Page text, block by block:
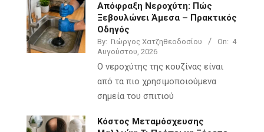
Απόφραξη Νεροχύτη: Πώς
Ξεβουλώνει Άμεσα – Πρακτικός
Οδηγός
By: Γιώργος Χατζηθεοδοσίου On: 4
Αυγούστου, 2026
Ο νεροχύτης της κουζίνας είναι
από τα πιο χρησιμοποιούμενα
σημεία του σπιτιού
Κόστος Μεταμόσχευσης